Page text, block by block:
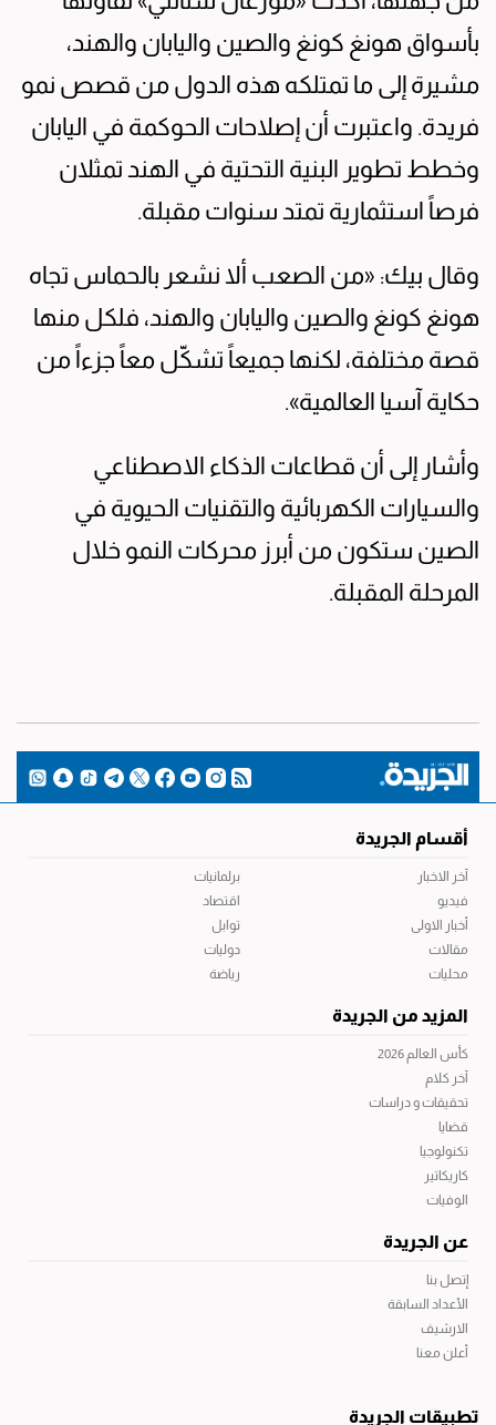
بأسواق هونغ كونغ والصين واليابان والهند،
مشيرة إلى ما تمتلكه هذه الدول من قصص نمو
فريدة. واعتبرت أن إصلاحات الحوكمة في اليابان
وخطط تطوير البنية التحتية في الهند تمثلان
فرصاً استثمارية تمتد سنوات مقبلة.
وقال بيك: «من الصعب ألا نشعر بالحماس تجاه
هونغ كونغ والصين واليابان والهند، فلكل منها
قصة مختلفة، لكنها جميعاً تشكّل معاً جزءاً من
حكاية آسيا العالمية».
وأشار إلى أن قطاعات الذكاء الاصطناعي
والسيارات الكهربائية والتقنيات الحيوية في
الصين ستكون من أبرز محركات النمو خلال
المرحلة المقبلة.
أقسام الجريدة
آخر الاخبار
فيديو
أخبار الاولى
مقالات
محليات
برلمانيات
اقتصاد
توابل
دوليات
رياضة
المزيد من الجريدة
كأس العالم 2026
آخر كلام
تحقيقات و دراسات
قضايا
تكنولوجيا
كاريكاتير
الوفيات
عن الجريدة
إتصل بنا
الأعداد السابقة
الارشيف
أعلن معنا
تطبيقات الجريدة